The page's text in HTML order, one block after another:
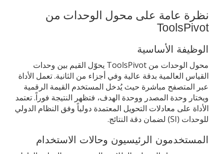
نظرة عامة على محول الوحدات من
ToolsPivot
الوظيفة الأساسية
محول الوحدات من ToolsPivot يحوّل القيم بين وحدات
القياس العالمية بدقة عالية وفي أجزاء من الثانية. تعمل الأداة
عبر المتصفح مباشرة حيث يُدخل المستخدم القيمة الرقمية
ويختار وحدة المصدر ووحدة الهدف، فتظهر النتيجة فوراً. تعتمد
الأداة على معادلات التحويل المعتمدة دولياً وفق النظام الدولي
للوحدات (SI) لضمان دقة النتائج.
المستخدمون الرئيسيون وحالات الاستخدام